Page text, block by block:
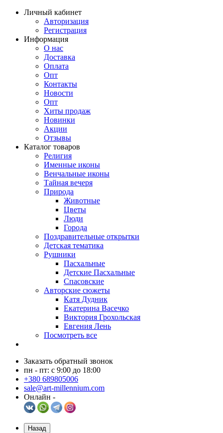
Личный кабинет
Авторизация
Регистрация
Информация
О нас
Доставка
Оплата
Опт
Контакты
Новости
Опт
Хиты продаж
Новинки
Акции
Отзывы
Каталог товаров
Религия
Именные иконы
Венчальные иконы
Тайная вечеря
Природа
Животные
Цветы
Люди
Города
Поздравительные открытки
Детская тематика
Рушники
Пасхальные
Детские Пасхальные
Спасовские
Авторские сюжеты
Катя Дудник
Екатерина Васечко
Виктория Грохольская
Евгения Лень
Посмотреть все
Заказать обратный звонок
пн - пт: с 9:00 до 18:00
+380 689805006
sale@art-millennium.com
Онлайн -
Назад